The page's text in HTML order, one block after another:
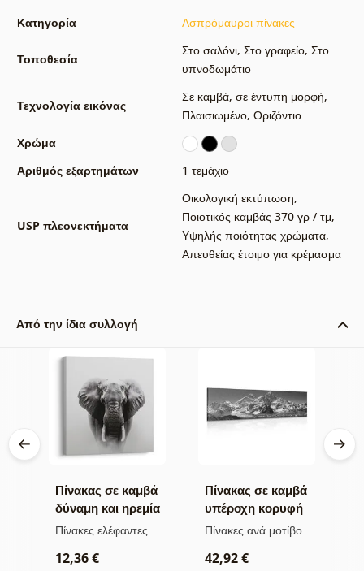
Κατηγορία Ασπρόμαυροι πίνακες
Τοποθεσία
Στο σαλόνι, Στο γραφείο, Στο
υπνοδωμάτιο
Τεχνολογία εικόνας
Σε καμβά, σε έντυπη μορφή,
Πλαισιωμένο, Οριζόντιο
Χρώμα
Αριθμός εξαρτημάτων
1 τεμάχιο
USP πλεονεκτήματα
Οικολογική εκτύπωση,
Ποιοτικός καμβάς 370 γρ / τμ,
Υψηλής ποιότητας χρώματα,
Απευθείας έτοιμο για κρέμασμα
Από την ίδια συλλογή
Πίνακας σε καμβά
δύναμη και ηρεμία
του ελέφαντα
Πίνακες ελέφαντες
12,36 €
Πίνακας σε καμβά
υπέροχη κορυφή
βουνού σε
εκδοχή
Πίνακες ανά μοτίβο
42,92 €